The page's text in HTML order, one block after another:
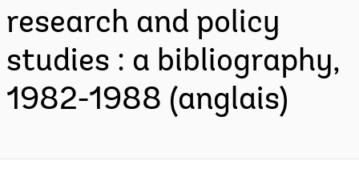
research and policy
studies : a bibliography,
1982-1988 (anglais)